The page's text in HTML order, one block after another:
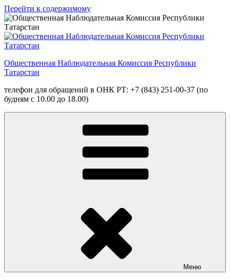
Перейти к содержимому
Общественная Наблюдательная Комиссия Республики
Татарстан
телефон для обращений в ОНК РТ: +7 (843) 251-00-37 (по
будням с 10.00 до 18.00)
Меню